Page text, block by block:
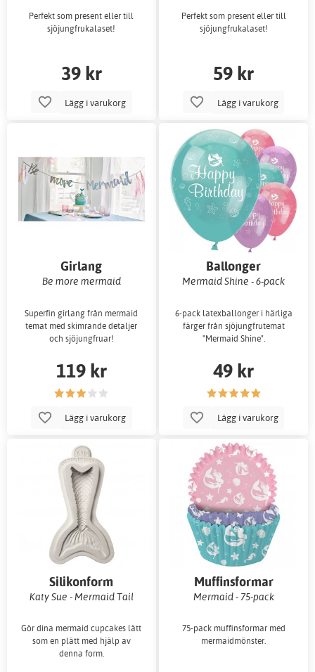
Perfekt som present eller till
sjöjungfrukalaset!
39 kr
Lägg i varukorg
Perfekt som present eller till
sjöjungfrukalaset!
59 kr
Lägg i varukorg
Girlang
Be more mermaid
Superfin girlang från mermaid
temat med skimrande detaljer
och sjöjungfruar!
119 kr
Lägg i varukorg
Ballonger
Mermaid Shine - 6-pack
6-pack latexballonger i härliga
färger från sjöjungfrutemat
"Mermaid Shine".
49 kr
Lägg i varukorg
Silikonform
Katy Sue - Mermaid Tail
Gör dina mermaid cupcakes lätt
som en plätt med hjälp av
denna form.
Muffinsformar
Mermaid - 75-pack
75-pack muffinsformar med
mermaidmönster.